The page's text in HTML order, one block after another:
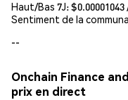
Haut/Bas 7J: $0.00001043
Sentiment de la
--
Onchain Finance
prix en direct